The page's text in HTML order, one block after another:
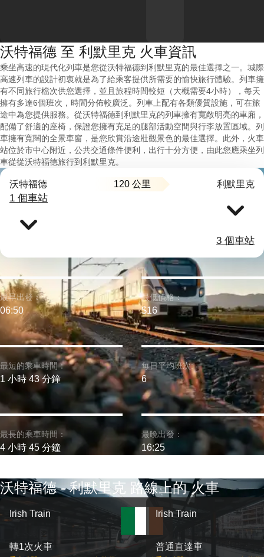
沃特福德 至 利默里克 火車資訊
乘坐高速的現代化列車是您從沃特福德到利默里克的最佳選擇之一。城際
高速列車的設計初衷就是為了給乘客提供所需要的愉快旅行體驗。列車擁
有不同旅行檔次供您選擇，並且旅程時間較短（大概需要4小時），每天
擁有多達6個班次，時間分佈較廣泛。列車上配有各類優質設施，可在旅
途中為您提供服務。從沃特福德到利默里克的列車擁有寬敞明亮的車廂，
配備了舒適的座椅，保證您擁有充足的腿部活動空間與行李放置區域。列
車擁有寬闊的全景車窗，是您欣賞沿途壯觀景色的最佳選擇。此外，火車
站位於市中心附近，公共交通條件便利，出行十分方便，由此您應乘坐列
車從從沃特福德旅行到利默里克。
沃特福德 120 公里 利默里克
1 個車站
3 個車站
最短的乘車時間：
1 小時 43 分鐘
最早出發：
06:50
最長的乘車時間：
4 小時 45 分鐘
最低價格：
$16
每日平均班次:
6
最晚出發：
16:25
沃特福德 - 利默里克 路線上的 火車
Irish Train
轉1次火車
Irish Train
普通直達車